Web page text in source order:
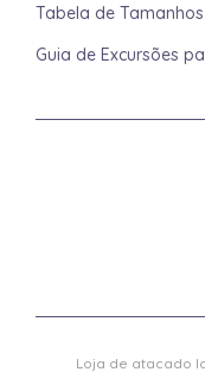
Tabela de Tamanhos
Guia de Excursões
Loja de atacado